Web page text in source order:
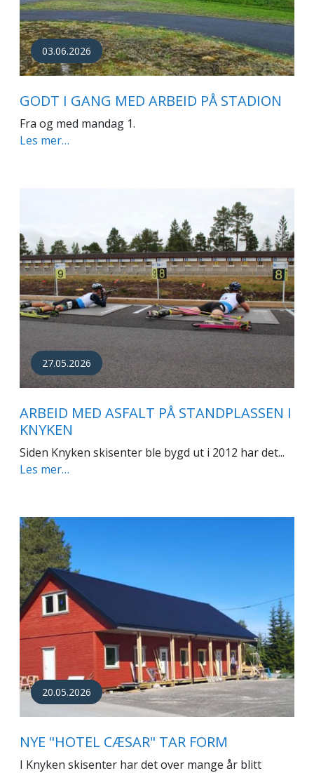
03.06.2026
GODT I GANG MED ARBEID PÅ STADION
Fra og med mandag 1.
Les mer…
27.05.2026
ARBEID MED ASFALT PÅ STANDPLASSEN I
KNYKEN
Siden Knyken skisenter ble bygd ut i 2012 har det...
Les mer…
20.05.2026
NYE "HOTEL CÆSAR" TAR FORM
I Knyken skisenter har det over mange år blitt